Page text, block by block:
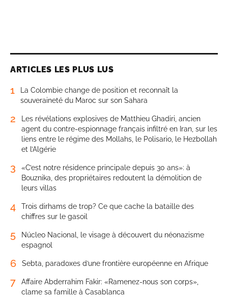
ARTICLES LES PLUS LUS
1
La Colombie change de position et reconnaît la
souveraineté du Maroc sur son Sahara
2
Les révélations explosives de Matthieu Ghadiri, ancien
agent du contre-espionnage français infiltré en Iran, sur les
liens entre le régime des Mollahs, le Polisario, le Hezbollah
et l’Algérie
3
«C’est notre résidence principale depuis 30 ans»: à
Bouznika, des propriétaires redoutent la démolition de
leurs villas
4
Trois dirhams de trop? Ce que cache la bataille des
chiffres sur le gasoil
5
Núcleo Nacional, le visage à découvert du néonazisme
espagnol
6 Sebta, paradoxes d’une frontière européenne en Afrique
7
Affaire Abderrahim Fakir: «Ramenez-nous son corps»,
clame sa famille à Casablanca